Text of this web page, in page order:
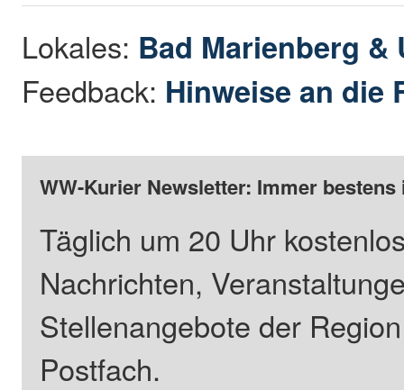
Lokales: Bad Marienberg &
Feedback: Hinweise an die
WW-Kurier Newsletter: Immer
Täglich um 20 Uhr
Nachrichten,
Stellenangebote der
Postfach.